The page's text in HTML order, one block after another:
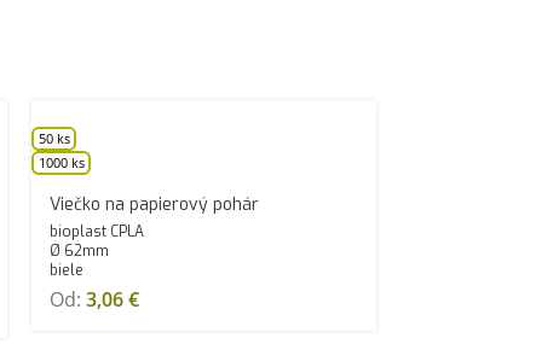
50 ks
1000 ks
Viečko na papierový pohár
bioplast CPLA
Ø 62mm
biele
Od: 3,06€